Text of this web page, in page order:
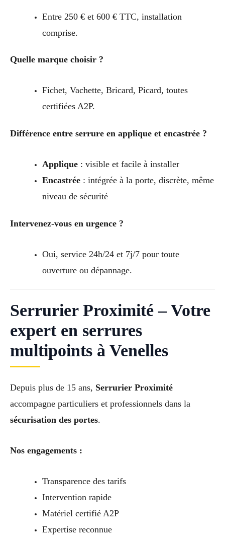
Entre 250 € et 600 € TTC, installation
comprise.
Quelle marque choisir ?
Fichet, Vachette, Bricard, Picard, toutes
certifiées A2P.
Différence entre serrure en applique et encastrée ?
Applique: visible et facile à installer
Encastrée: intégrée à la porte, discrète, même
niveau de sécurité
Intervenez-vous en urgence ?
Oui, service 24h/24 et 7j/7 pour toute
ouverture ou dépannage.
Serrurier Proximité – Votre
expert en serrures
multipoints à Venelles
Depuis plus de 15 ans, Serrurier Proximité
accompagne particuliers et professionnels dans la
sécurisation des portes.
Nos engagements :
Transparence des tarifs
Intervention rapide
Matériel certifié A2P
Expertise reconnue